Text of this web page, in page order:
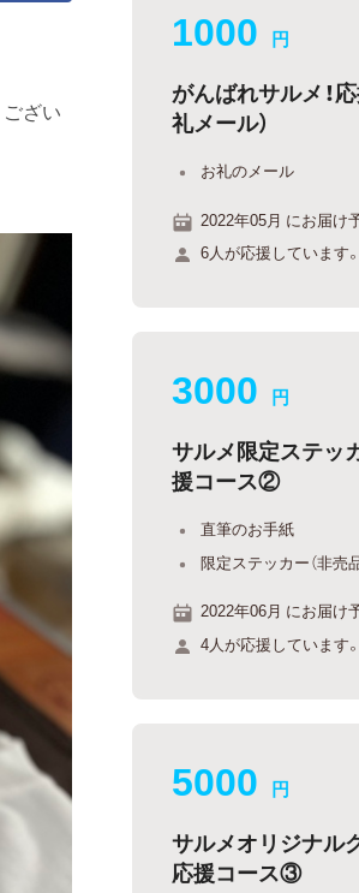
ざい
1000 円
がんばれサルメ！
礼メール）
お礼のメール
2022年05月 にお届け
6人が応援しています。
3000 円
サルメ限定ステッ
援コース②
直筆のお手紙
限定ステッカー（非売品
2022年06月 にお届け
4人が応援しています。
5000 円
サルメオリジナル
応援コース③